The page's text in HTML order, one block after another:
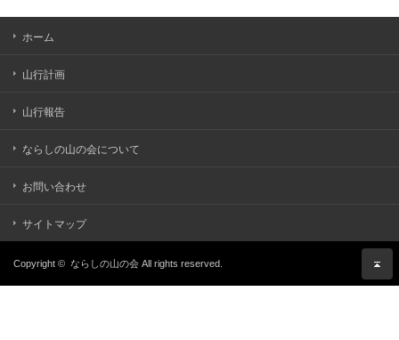
ホーム
山行計画
山行報告
ならしの山の会について
お問い合わせ
サイトマップ
Copyright © ならしの山の会 All rights reserved.